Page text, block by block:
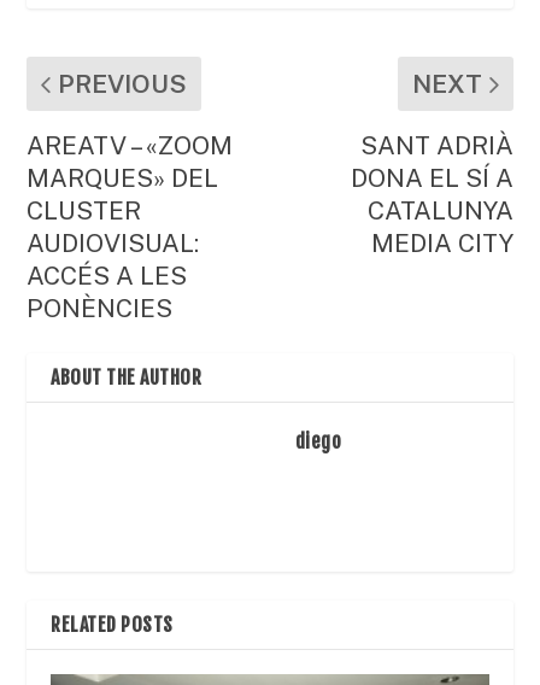
PREVIOUS
AREATV – «ZOOM
MARQUES» DEL
CLUSTER
AUDIOVISUAL:
ACCÉS A LES
PONÈNCIES
NEXT
SANT ADRIÀ
DONA EL SÍ A
CATALUNYA
MEDIA CITY
ABOUT THE AUTHOR
diego
RELATED POSTS